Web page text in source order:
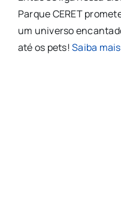
Parque CERET
um universo
até os pets!Saiba